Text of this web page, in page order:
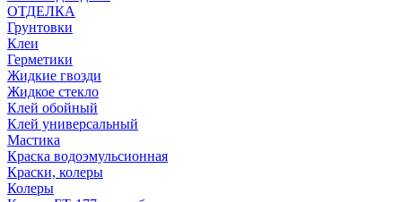
ОТДЕЛКА
Грунтовки
Клеи
Герметики
Жидкие гвозди
Жидкое стекло
Клей обойный
Клей универсальный
Мастика
Краска водоэмульсионная
Краски, колеры
Колеры